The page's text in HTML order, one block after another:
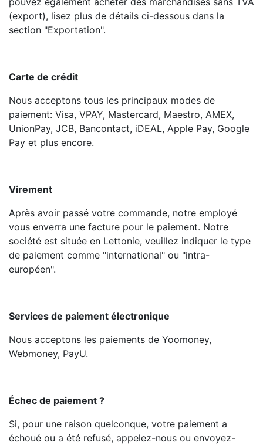
(export), lisez plus de détails ci-dessous dans la
section "Exportation".
Carte de crédit
Nous acceptons tous les principaux modes de
paiement: Visa, VPAY, Mastercard, Maestro, AMEX,
UnionPay, JCB, Bancontact, iDEAL, Apple Pay, Google
Pay et plus encore.
Virement
Après avoir passé votre commande, notre employé
vous enverra une facture pour le paiement. Notre
société est située en Lettonie, veuillez indiquer le type
de paiement comme "international" ou "intra-
européen".
Services de paiement électronique
Nous acceptons les paiements de Yoomoney,
Webmoney, PayU.
Échec de paiement ?
Si, pour une raison quelconque, votre paiement a
échoué ou a été refusé, appelez-nous ou envoyez-